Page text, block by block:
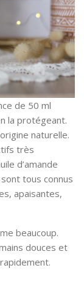
de 50 ml
la protégeant.
naturelle.
très
d’amande
tous connus
apaisantes,
beaucoup.
douces et